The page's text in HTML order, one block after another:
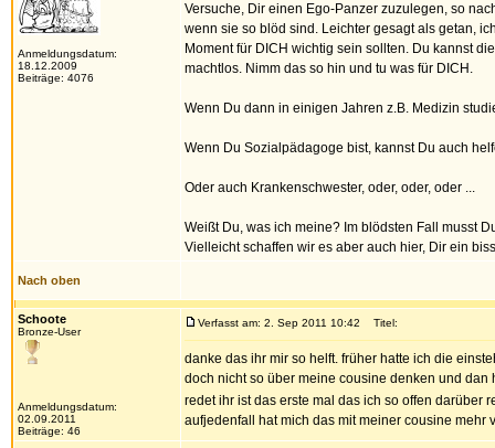
Anmeldungsdatum:
18.12.2009
Beiträge: 4076
Versuche, Dir einen Ego-Panzer zuzulegen, so
wenn sie so blöd sind. Leichter gesagt als getan,
Moment für DICH wichtig sein sollten. Du kannst
machtlos. Nimm das so hin und tu was für DICH.
Wenn Du dann in einigen Jahren z.B. Medizin
Wenn Du Sozialpädagoge bist, kannst Du auch
Oder auch Krankenschwester, oder, oder, oder ...
Weißt Du, was ich meine? Im blödsten Fall musst
Vielleicht schaffen wir es aber auch hier, Dir ein
Nach oben
Schoote
Bronze-User
Anmeldungsdatum:
02.09.2011
Beiträge: 46
Verfasst am: 2. Sep 2011 10:42 Titel:
danke das ihr mir so helft. früher hatte ich die
doch nicht so über meine cousine denken und
redet ihr ist das erste mal das ich so offen
aufjedenfall hat mich das mit meiner cousine mehr